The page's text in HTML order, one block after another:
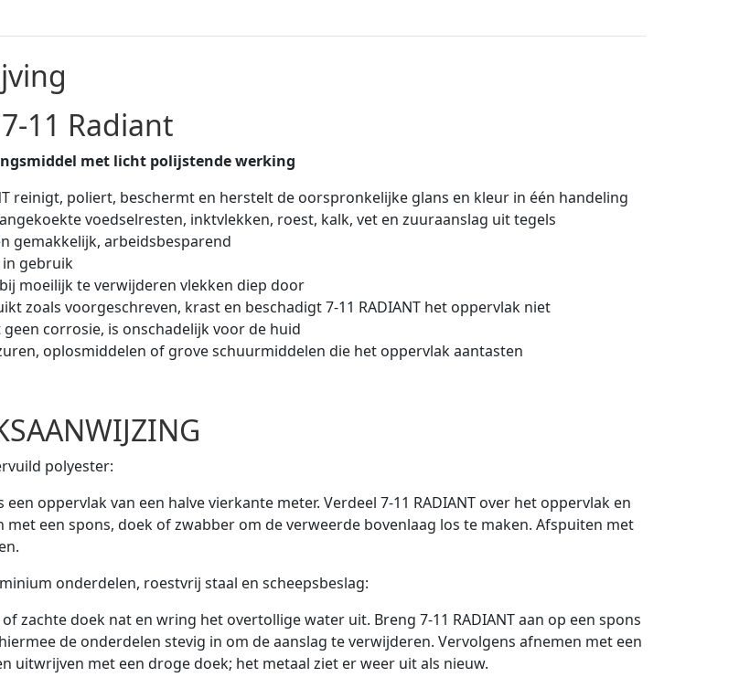
11 Radiant
met licht polijstende werking
reinigt, poliert, beschermt en herstelt de oorspronkelijke glans en kleur in één handeling
voedselresten, inktvlekken, roest, kalk, vet en zuuraanslag uit tegels
gemakkelijk, arbeidsbesparend
in gebruik
moeilijk te verwijderen vlekken diep door
zoals voorgeschreven, krast en beschadigt 7-11 RADIANT het oppervlak niet
corrosie, is onschadelijk voor de huid
oplosmiddelen of grove schuurmiddelen die het oppervlak aantasten
polyester:
een oppervlak van een halve vierkante meter. Verdeel 7-11 RADIANT over het oppervlak en
met een spons, doek of zwabber om de verweerde bovenlaag los te maken. Afspuiten met
onderdelen, roestvrij staal en scheepsbeslag:
zachte doek nat en wring het overtollige water uit. Breng 7-11 RADIANT aan op een spons
de onderdelen stevig in om de aanslag te verwijderen. Vervolgens afnemen met een
uitwrijven met een droge doek; het metaal ziet er weer uit als nieuw.